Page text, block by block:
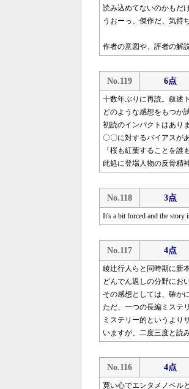
読み込めてないのかもだ
うおーっ、傑作だ、気持
作者の意図や、評者の解
No.119 6点
十数年ぶりに再読。叙述
どのような感想をもつか
初読のインパクトはあり
〇〇に対するバイアスが
「桜も紅葉することを誰
此処に登場人物の反骨精
No.118 3点
It's a bit forced and the story
No.117 4点
綾辻行人らと同時期に新
どんでん返しの分野にお
その感想としては、確か
ただ、一つの長編ミステ
ミステリー的というより
いますが、二度三度と読
No.116 4点
寛い心でエンタメノベル